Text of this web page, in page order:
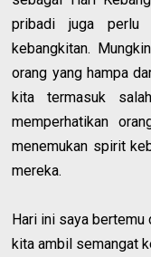
pribadi juga
kebangkitan.
orang yang hampa
kita termasuk
memperhatikan
menemukan spirit
mereka.
Hari ini saya bertemu
kita ambil semangat